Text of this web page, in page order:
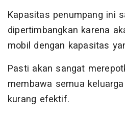
Kapasitas penumpang ini
dipertimbangkan karena
mobil dengan kapasitas
Pasti akan sangat
membawa semua
kurang efektif.